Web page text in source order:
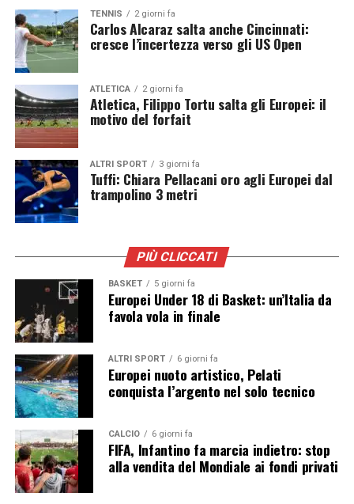
Il podio conquistato nel sincro dal trampolino 3 metri
rappresenta un’altra conferma della competitività della
nazionale italiana di tuffi. La medaglia ottenuta da
Belotti e Santoro contribuisce ad arricchire il bilancio
azzurro nella rassegna continentale e certifica la qualità
di un gruppo capace di lottare stabilmente con le
migliori nazioni europee. La rimonta completata
nell’ultimo tuffo, culminata con il sorpasso ai danni
della Gran Bretagna per un margine così ridotto,
resterà tra i momenti più emozionanti della
manifestazione e conferma il carattere e la solidità della
coppia italiana.
TENNIS 2 giorni fa
Carlos Alcaraz salta anche Cincinnati:
cresce l’incertezza verso gli US Open
ATLETICA 2 giorni fa
Atletica, Filippo Tortu salta gli Europei: il
motivo del forfait
ALTRI SPORT 3 giorni fa
Tuffi: Chiara Pellacani oro agli Europei dal
trampolino 3 metri
PIÙ CLICCATI
BASKET 5 giorni fa
Europei Under 18 di Basket: un’Italia da
favola vola in finale
ALTRI SPORT 6 giorni fa
Europei nuoto artistico, Pelati
conquista l’argento nel solo tecnico
CALCIO 6 giorni fa
FIFA, Infantino fa marcia indietro: stop
alla vendita del Mondiale ai fondi privati